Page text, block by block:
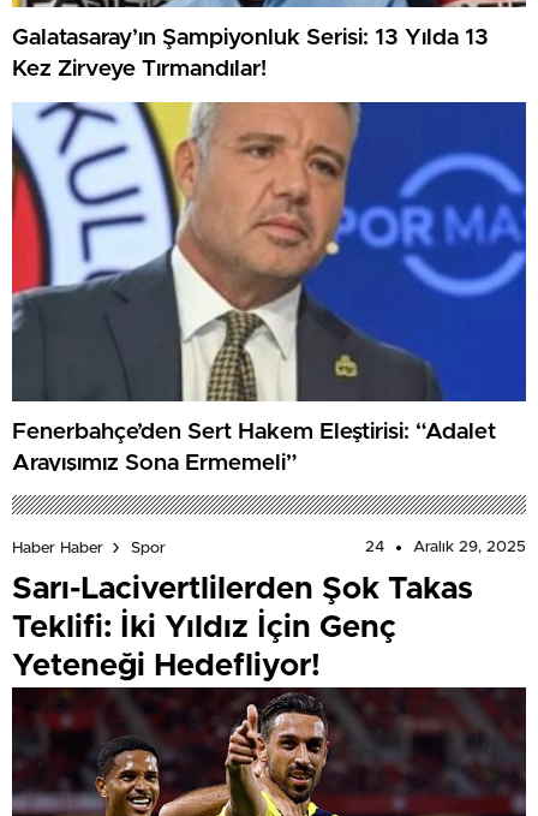
Galatasaray’ın Şampiyonluk Serisi: 13 Yılda 13
Kez Zirveye Tırmandılar!
Fenerbahçe’den Sert Hakem Eleştirisi: “Adalet
Arayışımız Sona Ermemeli”
Haber Haber Spor 24 Aralık 29, 2025
Sarı-Lacivertlilerden Şok Takas
Teklifi: İki Yıldız İçin Genç
Yeteneği Hedefliyor!